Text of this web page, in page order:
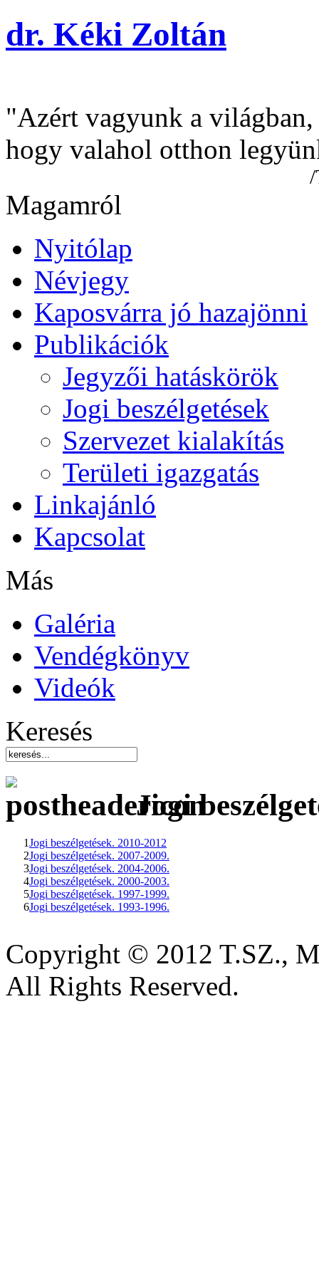
dr. Kéki Zoltán
"Azért vagyunk a világban,
hogy valahol otthon
/Tamási
Magamról
Nyitólap
Névjegy
Kaposvárra jó hazajönni
Publikációk
Jegyzői hatáskörök
Jogi beszélgetések
Szervezet kialakítás
Területi igazgatás
Linkajánló
Kapcsolat
Más
Galéria
Vendégkönyv
Videók
Keresés
Jogi
1Jogi beszélgetések. 2010-2012
2Jogi beszélgetések. 2007-2009.
3Jogi beszélgetések. 2004-2006.
4Jogi beszélgetések. 2000-2003.
5Jogi beszélgetések. 1997-1999.
6Jogi beszélgetések. 1993-1996.
Copyright © 2012 T.SZ.,
All Rights Reserved.